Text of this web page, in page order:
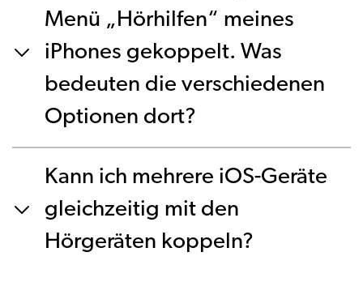
Menü „Hörhilfen“ meines
iPhones gekoppelt. Was
bedeuten die verschiedenen
Optionen dort?
Kann ich mehrere iOS-Geräte
gleichzeitig mit den
Hörgeräten koppeln?